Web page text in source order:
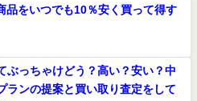
品をいつでも10％安く買って得す
ぶっちゃけどう？高い？安い？中
ランの提案と買い取り査定をして